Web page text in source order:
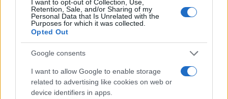
I want to opt-out of Collection, Use,
Retention, Sale, and/or Sharing of my
Personal Data that Is Unrelated with the
Purposes for which it was collected.
Opted Out
Google consents
I want to allow Google to enable storage
related to advertising like cookies on web or
device identifiers in apps.
«Φιάσκο» στη Μαδέιρα με το γάμο του
Κριστιάνο Ρονάλντο: Χιλιάδες άνθρωποι
πήγαν σε λάθος εκκλησία και προκάλεσαν
το γέλιο στον Πορτογάλο
Πιο σχολιασμένα
Μετέτρεψαν το Σαρακήνικο της Μήλου
σε ελικοδρόμιο – «Πάρκαραν» το